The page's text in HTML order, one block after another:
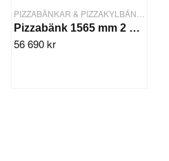
Pizzabänk 1565 mm 2 dörrar 1 draglåda
56 690 kr